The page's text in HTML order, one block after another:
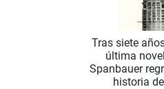
Tras siete
última
Spanbauer
historia